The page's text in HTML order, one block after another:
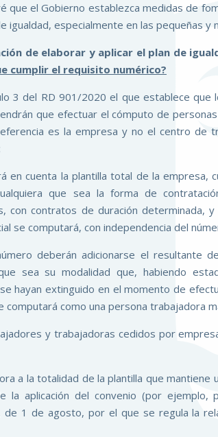
que el Gobierno establezca medidas de
igualdad, especialmente en las pequeñas
de elaborar y aplicar el plan de
cumplir el requisito numérico?
3 del RD 901/2020 el que establece
que efectuar el cómputo de
es la empresa y no el centro de
en cuenta la plantilla total de la
que sea la forma de
con contratos de duración determinada,
se computará, con independencia del
deberán adicionarse el resultante
sea su modalidad que, habiendo
hayan extinguido en el momento de
computará como una persona trabajadora
y trabajadoras cedidos por
a la totalidad de la plantilla que
la aplicación del convenio (por
de 1 de agosto, por el que se regula la